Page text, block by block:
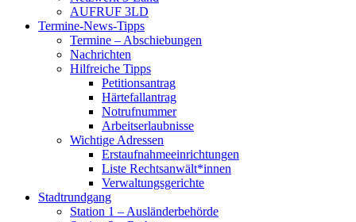
AUFRUF 3LD
Termine-News-Tipps
Termine – Abschiebungen
Nachrichten
Hilfreiche Tipps
Petitionsantrag
Härtefallantrag
Notrufnummer
Arbeitserlaubnisse
Wichtige Adressen
Erstaufnahmeeinrichtungen
Liste Rechtsanwält*innen
Verwaltungsgerichte
Stadtrundgang
Station 1 – Ausländerbehörde